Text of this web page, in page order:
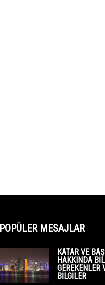
POPÜLER MESAJLAR
KATAR VE
HAKKINDA
GEREKENLER
BILGILER